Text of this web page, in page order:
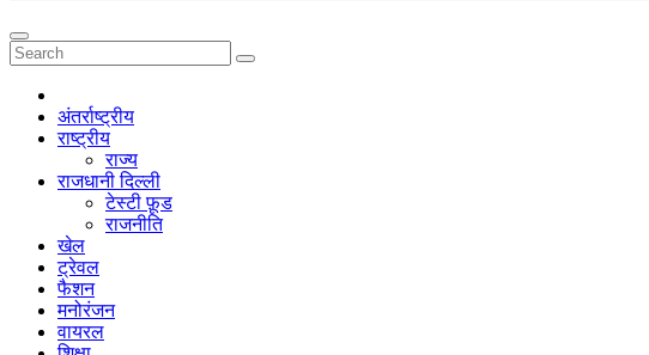
अंतर्राष्ट्रीय
राष्ट्रीय
राज्य
राजधानी दिल्ली
टेस्टी फ़ूड
राजनीति
खेल
ट्रेवल
फैशन
मनोरंजन
वायरल